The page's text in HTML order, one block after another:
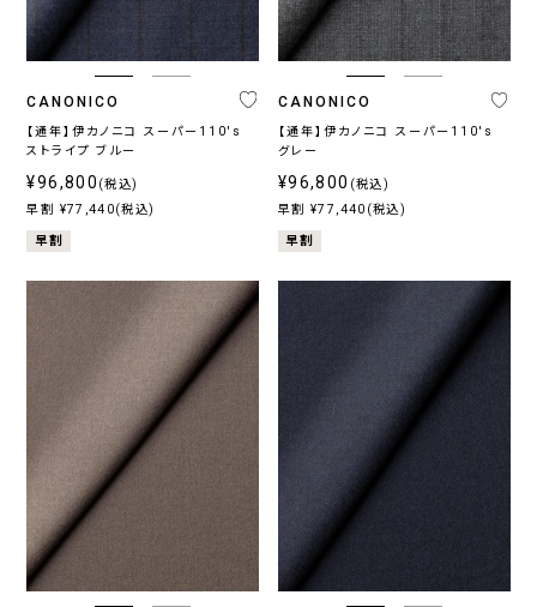
CANONICO
【通年】伊カノニコ スーパー110's
ストライプ ブルー
¥96,800 (税込)
早割 ¥77,440(税込)
早割
CANONICO
【通年】伊カノニコ スーパー110's
グレー
¥96,800 (税込)
早割 ¥77,440(税込)
早割